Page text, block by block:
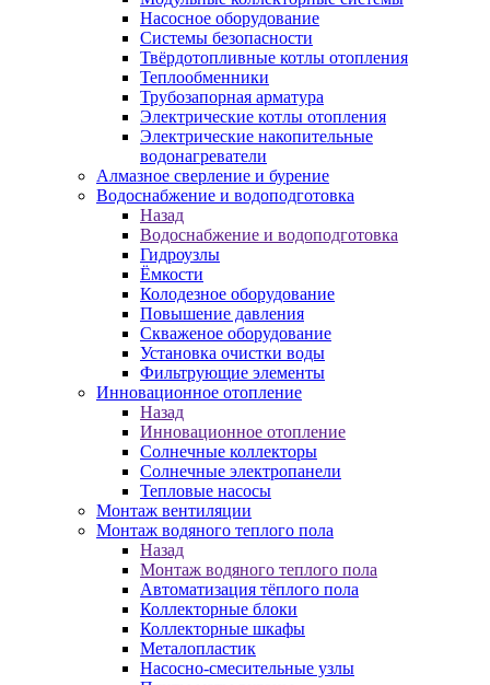
Насосное оборудование
Системы безопасности
Твёрдотопливные котлы отопления
Теплообменники
Трубозапорная арматура
Электрические котлы отопления
Электрические накопительные
водонагреватели
Алмазное сверление и бурение
Водоснабжение и водоподготовка
Назад
Водоснабжение и водоподготовка
Гидроузлы
Ёмкости
Колодезное оборудование
Повышение давления
Скваженое оборудование
Установка очистки воды
Фильтрующие элементы
Инновационное отопление
Назад
Инновационное отопление
Солнечные коллекторы
Солнечные электропанели
Тепловые насосы
Монтаж вентиляции
Монтаж водяного теплого пола
Назад
Монтаж водяного теплого пола
Автоматизация тёплого пола
Коллекторные блоки
Коллекторные шкафы
Металопластик
Насосно-смесительные узлы